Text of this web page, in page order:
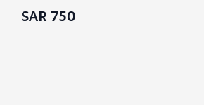
750 SAR